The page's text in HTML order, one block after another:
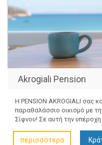
Akrogiali Pension
Η PENSION AKROGIALI σας
παραθαλάσσιο οικισμό με
Σίφνου! Σε αυτή την υπέροχη
περισσότερα